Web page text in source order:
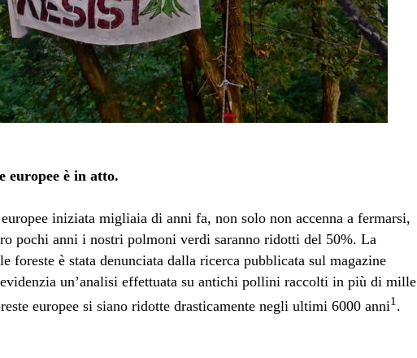
europee è in atto.
iniziata migliaia di anni fa, non solo non accenna a fermarsi,
pochi anni i nostri polmoni verdi saranno ridotti del 50%. La
foreste è stata denunciata dalla ricerca pubblicata sul magazine
un’analisi effettuata su antichi pollini raccolti in più di mille
europee si siano ridotte drasticamente negli ultimi 6000 anni1.